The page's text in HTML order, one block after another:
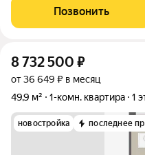
предложений, где всё как у
Престиж Парк апарт
Позвонить
8 732 500 ₽
от 36 649 ₽ в месяц
49,9 м²
1-комн. квартира 1
новостройка последнее